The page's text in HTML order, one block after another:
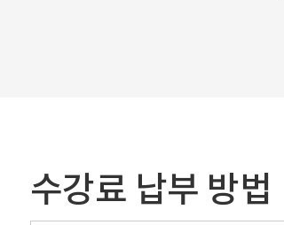
수강료 납부 방법